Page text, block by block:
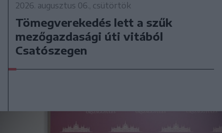
2026. augusztus 06., csütörtök
Tömegverekedés lett a szűk
mezőgazdasági úti vitából
Csatószegen